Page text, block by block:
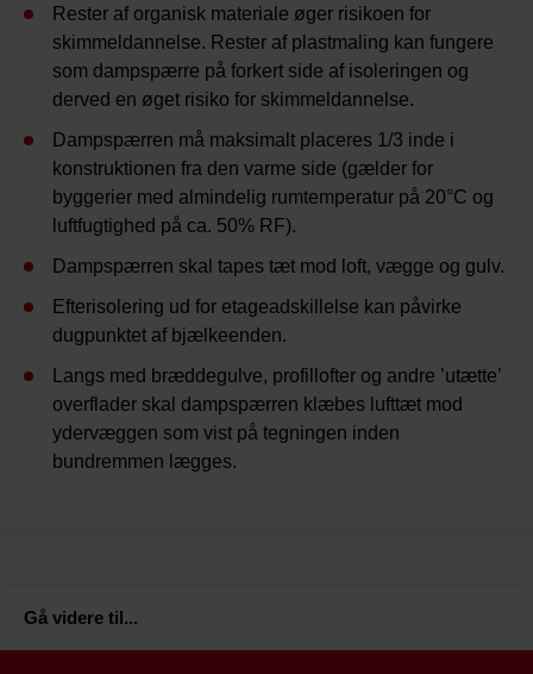
Rester af organisk materiale øger risikoen for
skimmeldannelse. Rester af plastmaling kan fungere
som dampspærre på forkert side af isoleringen og
derved en øget risiko for skimmeldannelse.
Dampspærren må maksimalt placeres 1/3 inde i
konstruktionen fra den varme side (gælder for
byggerier med almindelig rumtemperatur på 20°C og
luftfugtighed på ca. 50% RF).
Dampspærren skal tapes tæt mod loft, vægge og gulv.
Efterisolering ud for etageadskillelse kan påvirke
dugpunktet af bjælkeenden.
Langs med bræddegulve, profillofter og andre ’utætte’
overflader skal dampspærren klæbes lufttæt mod
ydervæggen som vist på tegningen inden
bundremmen lægges.
Gå videre til...